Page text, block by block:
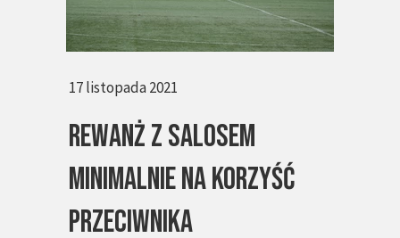
Rewanż z Salosem
minimalnie na korzyść
przeciwnika
17 listopada 2021